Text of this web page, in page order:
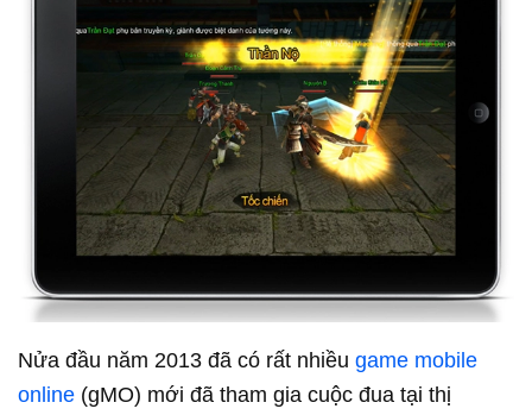
Nửa đầu năm 2013 đã có rất nhiều game mobile
online (gMO) mới đã tham gia cuộc đua tại thị